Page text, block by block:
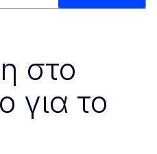
στο
για το